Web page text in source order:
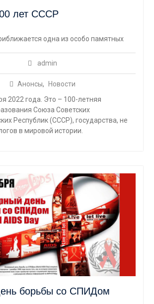
лет СССР
admin
Анонсы, Новости
одна из особо памятных
2022 года. Это – 100-летняя
Союза Советских
Республик (СССР), государства, не
в мировой истории.
борьбы со СПИДом